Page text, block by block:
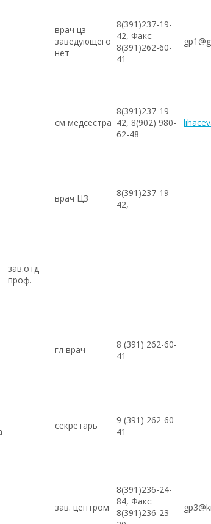
врач цз
заведующего
нет
8(391)237-19-
42, Факс:
8(391)262-60-
41
см медсестра
8(391)237-19-
42, 8(902) 980-
62-48
врач ЦЗ
8(391)237-19-
42,
зав.отд
проф.
гл врач
8 (391) 262-60-
41
секретарь
9 (391) 262-60-
41
зав. центром
8(391)236-24-
84, Факс:
8(391)236-23-